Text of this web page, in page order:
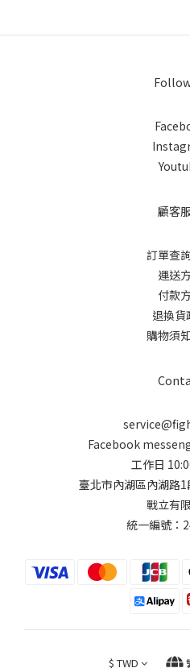
顧客
訂單查
運送
付款
退換貨
購物須
Facebook
工作日
臺北市內湖區內湖路
戰立有
統一編號：
$ TWD